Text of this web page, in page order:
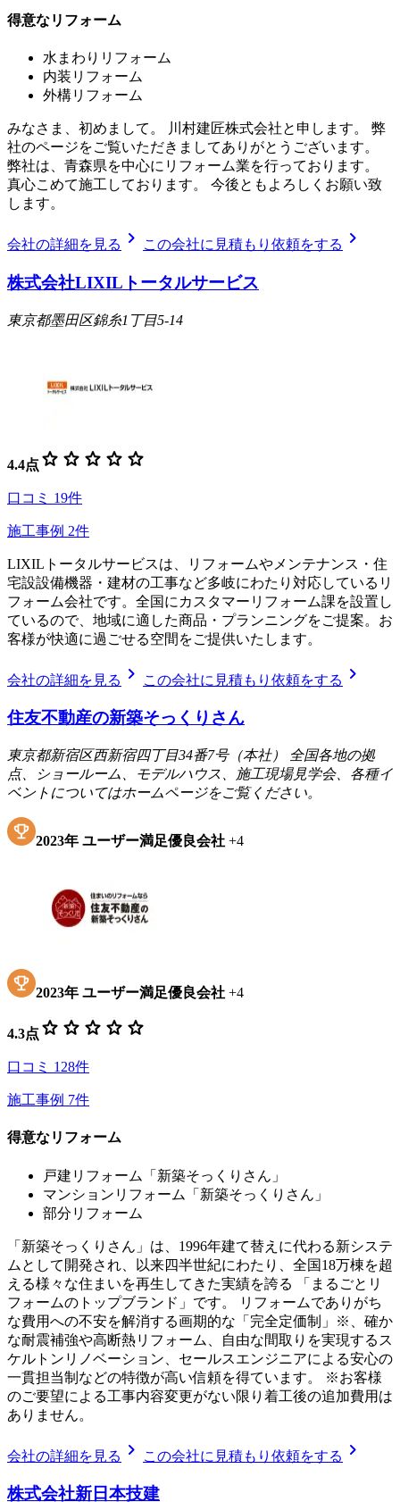
得意なリフォーム
水まわりリフォーム
内装リフォーム
外構リフォーム
みなさま、初めまして。 川村建匠株式会社と申します。 弊
社のページをご覧いただきましてありがとうございます。
弊社は、青森県を中心にリフォーム業を行っております。
真心こめて施工しております。 今後ともよろしくお願い致
します。
会社の詳細を見る chevron_right この会社に見積もり依頼をする chevron_right
株式会社LIXILトータルサービス
東京都墨田区錦糸1丁目5-14
4.4点 star star star star star
口コミ 19件
施工事例 2件
LIXILトータルサービスは、リフォームやメンテナンス・住
宅設設備機器・建材の工事など多岐にわたり対応しているリ
フォーム会社です。全国にカスタマーリフォーム課を設置し
ているので、地域に適した商品・プランニングをご提案。お
客様が快適に過ごせる空間をご提供いたします。
会社の詳細を見る chevron_right この会社に見積もり依頼をする chevron_right
住友不動産の新築そっくりさん
東京都新宿区西新宿四丁目34番7号（本社） 全国各地の拠
点、ショールーム、モデルハウス、施工現場見学会、各種イ
ベントについてはホームページをご覧ください。
2023年 ユーザー満足優良会社 +4
2023年 ユーザー満足優良会社 +4
4.3点 star star star star star
口コミ 128件
施工事例 7件
得意なリフォーム
戸建リフォーム「新築そっくりさん」
マンションリフォーム「新築そっくりさん」
部分リフォーム
「新築そっくりさん」は、1996年建て替えに代わる新システ
ムとして開発され、以来四半世紀にわたり、全国18万棟を超
える様々な住まいを再生してきた実績を誇る 「まるごとリ
フォームのトップブランド」です。 リフォームでありがち
な費用への不安を解消する画期的な「完全定価制」※、確か
な耐震補強や高断熱リフォーム、自由な間取りを実現するス
ケルトンリノベーション、セールスエンジニアによる安心の
一貫担当制などの特徴が高い信頼を得ています。 ※お客様
のご要望による工事内容変更がない限り着工後の追加費用は
ありません。
会社の詳細を見る chevron_right この会社に見積もり依頼をする chevron_right
株式会社新日本技建